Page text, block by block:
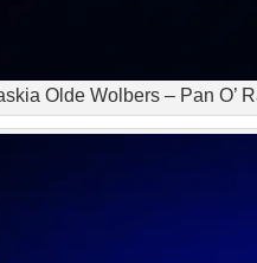
Olde Wolbers – Pan O’